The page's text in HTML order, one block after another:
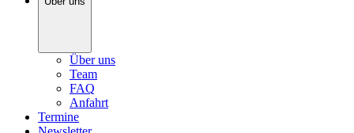
Über uns
Team
FAQ
Anfahrt
Termine